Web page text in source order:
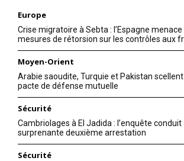
Europe
Crise migratoire à Sebta : l’Espagne menace
mesures de rétorsion sur les contrôles aux
Moyen-Orient
Arabie saoudite, Turquie et Pakistan
pacte de défense mutuelle
Sécurité
Cambriolages à El Jadida : l’enquête conduit
surprenante deuxième arrestation
Sécurité